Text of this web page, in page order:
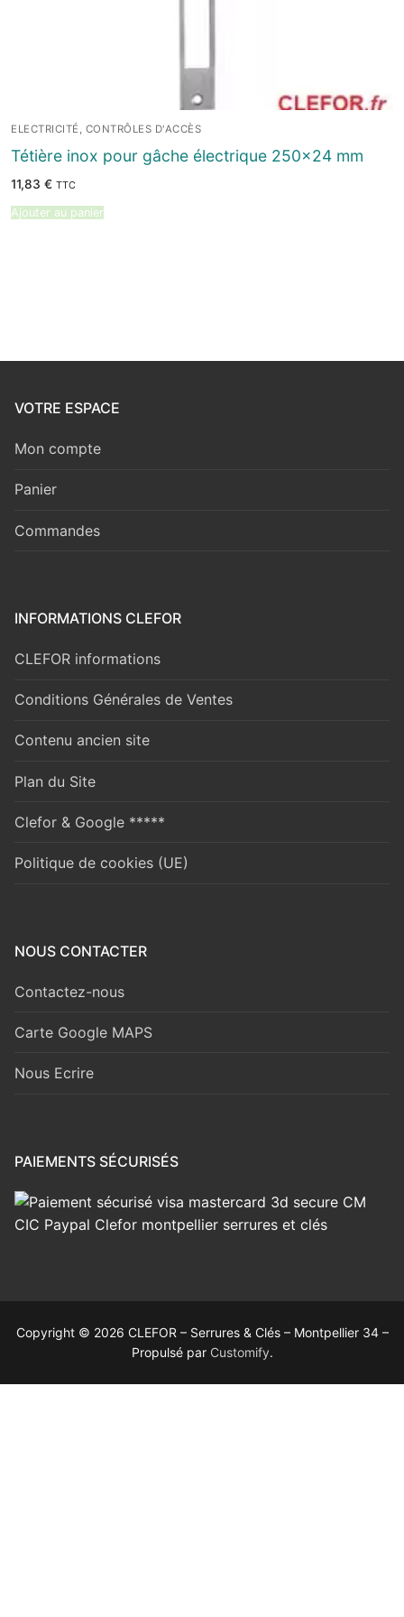
ELECTRICITÉ, CONTRÔLES D'ACCÈS
Tétière inox pour gâche électrique 250×24 mm
11,83 € TTC
Ajouter au panier
VOTRE ESPACE
Mon compte
Panier
Commandes
INFORMATIONS CLEFOR
CLEFOR informations
Conditions Générales de Ventes
Contenu ancien site
Plan du Site
Clefor & Google *****
Politique de cookies (UE)
NOUS CONTACTER
Contactez-nous
Carte Google MAPS
Nous Ecrire
PAIEMENTS SÉCURISÉS
Copyright © 2026 CLEFOR – Serrures & Clés – Montpellier 34 –
Propulsé par Customify.